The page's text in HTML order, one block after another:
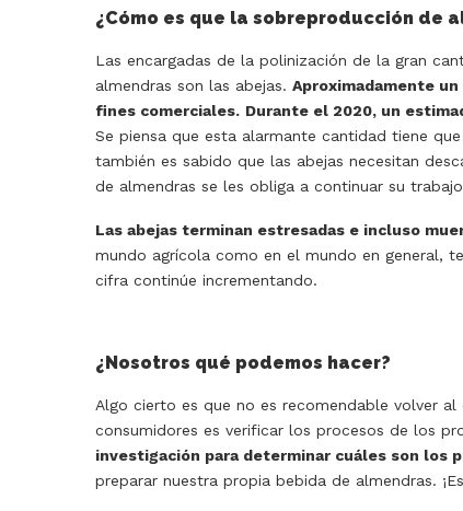
¿Cómo es que la sobreproducción de
Las encargadas de la polinización de la gran
almendras son las abejas. Aproximadamente
fines comerciales. Durante el 2020, un
Se piensa que esta alarmante cantidad tiene
también es sabido que las abejas necesitan
de almendras se les obliga a continuar su
Las abejas terminan estresadas e incluso
mundo agrícola como en el mundo en general,
cifra continúe incrementando.
¿Nosotros qué podemos hacer?
Algo cierto es que no es recomendable volver
consumidores es verificar los procesos de los
investigación para determinar cuáles son los
preparar nuestra propia bebida de almendras.